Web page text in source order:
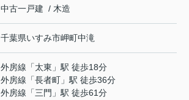
中古一戸建 / 木造
千葉県いすみ市岬町中滝
外房線 「太東 」駅 徒歩18分
外房線 「長者町 」駅 徒歩36分
外房線 「三門 」駅 徒歩61分